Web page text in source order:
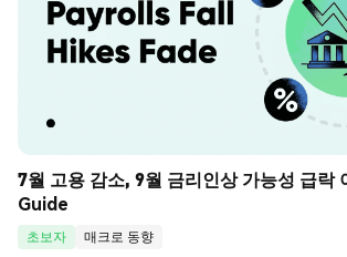
7월 고용 감소, 9월 금리인상 가능성 급락
Guide
초보자
매크로 동향